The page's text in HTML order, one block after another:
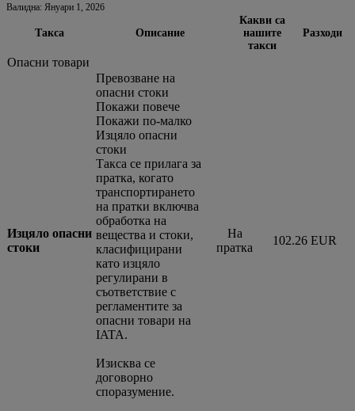
Валидна: Януари 1, 2026
Такса Описание
Какви са
нашите
такси
Разходи
Опасни товари
Изцяло опасни
стоки
Превозване на
опасни стоки
Покажи повече
Покажи по-малко
Изцяло опасни
стоки
Такса се прилага за
пратка, когато
транспортирането
на пратки включва
обработка на
вещества и стоки,
класифицирани
като изцяло
регулирани в
съответствие с
регламентите за
опасни товари на
IATA.
Изисква се
договорно
споразумение.
На
пратка
102.26 EUR